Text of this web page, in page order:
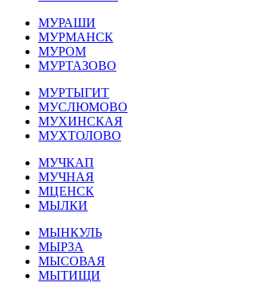
МУРАШИ
МУРМАНСК
МУРОМ
МУРТАЗОВО
МУРТЫГИТ
МУСЛЮМОВО
МУХИНСКАЯ
МУХТОЛОВО
МУЧКАП
МУЧНАЯ
МЦЕНСК
МЫЛКИ
МЫНКУЛЬ
МЫРЗА
МЫСОВАЯ
МЫТИЩИ